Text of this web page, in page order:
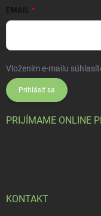
EMAIL
Vložením e-mailu
Prihlásiť sa
PRIJÍMAME ONLINE
KONTAKT